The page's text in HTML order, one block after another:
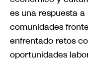
es una respuesta
comunidades
enfrentado retos
oportunidades